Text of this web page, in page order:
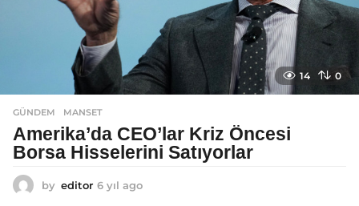
14 0
GÜNDEM MANSET
Amerika’da CEO’lar Kriz Öncesi
Borsa Hisselerini Satıyorlar
by editor 6 yıl ago